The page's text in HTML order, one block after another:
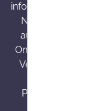
informieren
ausgewogene und
Onlineapo.at ist eine
Versandapotheke